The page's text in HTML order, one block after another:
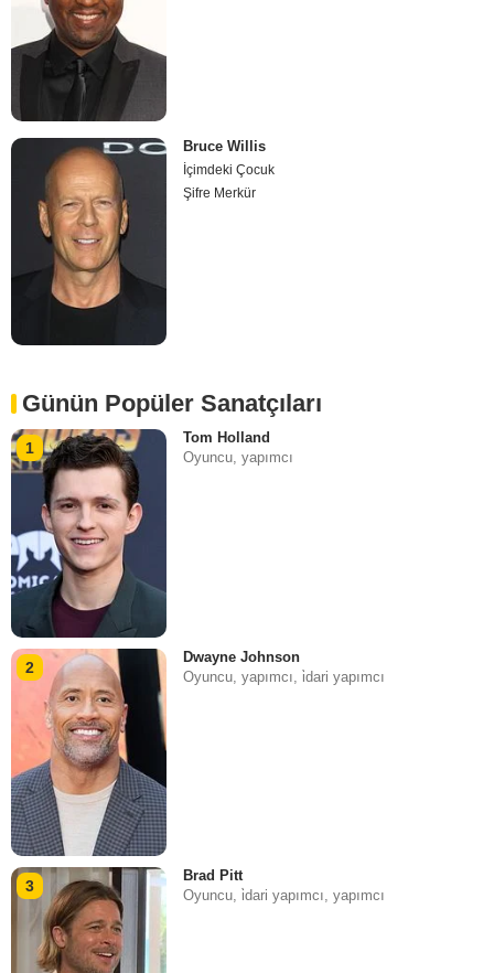
Bruce Willis
İçimdeki Çocuk
Şifre Merkür
Günün Popüler Sanatçıları
1
Tom Holland
Oyuncu, yapımcı
2
Dwayne Johnson
Oyuncu, yapımcı, i̇dari yapımcı
3
Brad Pitt
Oyuncu, i̇dari yapımcı, yapımcı